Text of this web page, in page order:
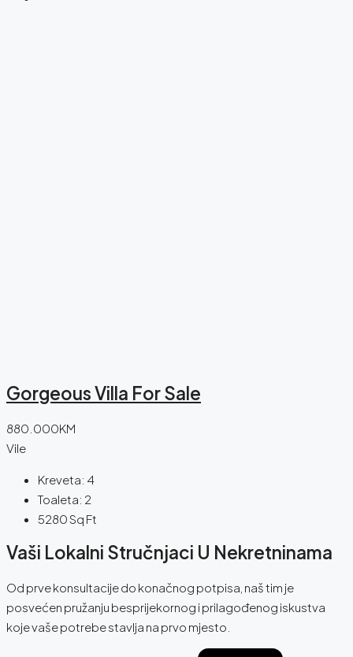
Gorgeous Villa For Sale
880.000KM
Vile
Kreveta: 4
Toaleta: 2
5280Sq Ft
Vaši Lokalni Stručnjaci U Nekretninama
Od prve konsultacije do konačnog potpisa, naš tim je
posvećen pružanju besprijekornog i prilagođenog iskustva
koje vaše potrebe stavlja na prvo mjesto.